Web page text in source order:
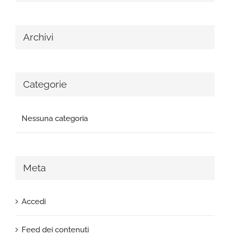
Archivi
Categorie
Nessuna categoria
Meta
Accedi
Feed dei contenuti